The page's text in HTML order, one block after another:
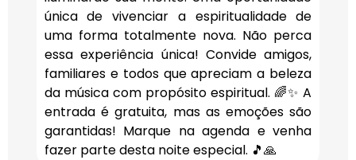
única de vivenciar a espiritualidade de
uma forma totalmente nova. Não perca
essa experiência única! Convide amigos,
familiares e todos que apreciam a beleza
da música com propósito espiritual. 🌈✨ A
entrada é gratuita, mas as emoções são
garantidas! Marque na agenda e venha
fazer parte desta noite especial. 🎵🙏